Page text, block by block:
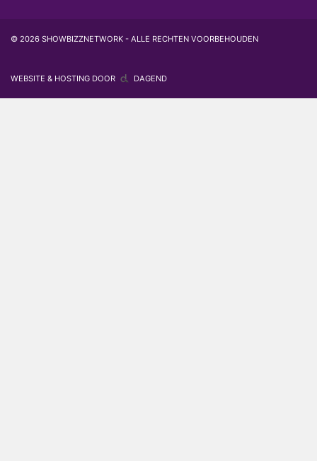
© 2026 SHOWBIZZNETWORK - ALLE RECHTEN VOORBEHOUDEN
WEBSITE & HOSTING DOOR DAGEND